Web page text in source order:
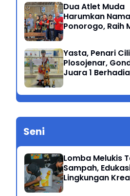
Dua Atlet Muda
Harumkan Nama
Ponorogo, Raih
Jatim
Yasta, Penari
Plosojenar,
Juara 1
Nusantara 2025
Seni
Lomba Melukis
Sampah,
Lingkungan